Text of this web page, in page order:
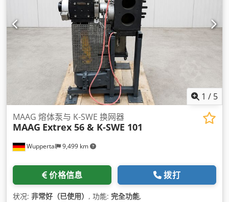
1 / 5
Wuppertal 9,499 km
MAAG 熔体泵与 K-SWE 换网器
MAAG Extrex 56 & K-SWE 101
价格信息 拨打
状况: 非常好（已使用） , 功能: 完全功能,